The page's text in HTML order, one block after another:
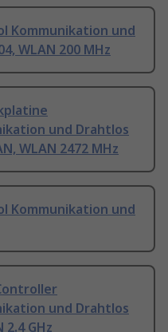
Kommunikation und
WLAN 200 MHz
und Drahtlos
WLAN 2472 MHz
Kommunikation und
und Drahtlos
2.4 GHz